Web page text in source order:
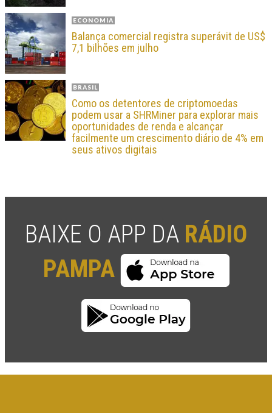
ECONOMIA
Balança comercial registra superávit de US$
7,1 bilhões em julho
BRASIL
Como os detentores de criptomoedas
podem usar a SHRMiner para explorar mais
oportunidades de renda e alcançar
facilmente um crescimento diário de 4% em
seus ativos digitais
BAIXE O APP DA RÁDIO
PAMPA